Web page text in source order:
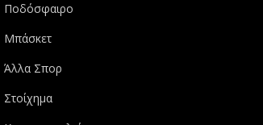
Ποδόσφαιρο
Μπάσκετ
Άλλα Σπορ
Στοίχημα